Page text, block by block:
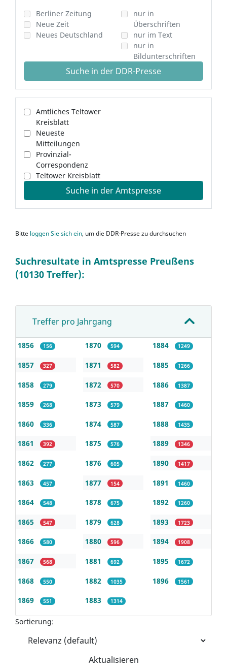
Berliner Zeitung
Neue Zeit
Neues Deutschland
nur in
Überschriften
nur im Text
nur in
Bildunterschriften
Suche in der DDR-Presse
Amtliches Teltower
Kreisblatt
Neueste
Mitteilungen
Provinzial-
Correspondenz
Teltower Kreisblatt
Suche in der Amtspresse
Bitte loggen Sie sich ein, um die DDR-Presse zu durchsuchen
Suchresultate in Amtspresse Preußens
(10130 Treffer):
Treffer pro Jahrgang
1856 156
1857 327
1858 279
1859 268
1860 336
1861 392
1862 277
1863 457
1864 548
1865 547
1866 580
1867 568
1868 550
1869 551
1870 594
1871 582
1872 570
1873 579
1874 587
1875 576
1876 605
1877 154
1878 675
1879 628
1880 596
1881 692
1882 1035
1883 1314
1884 1249
1885 1266
1886 1387
1887 1460
1888 1435
1889 1346
1890 1417
1891 1460
1892 1260
1893 1723
1894 1908
1895 1672
1896 1561
Sortierung:
Aktualisieren